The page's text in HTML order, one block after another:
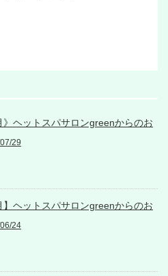
》ヘットスパサロンgreenからのお
29
】ヘットスパサロンgreenからのお
24